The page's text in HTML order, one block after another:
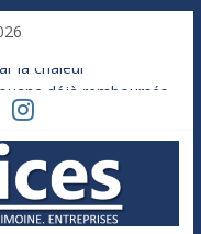
la chaleur
déjà remboursés
l’impôt
presque rien